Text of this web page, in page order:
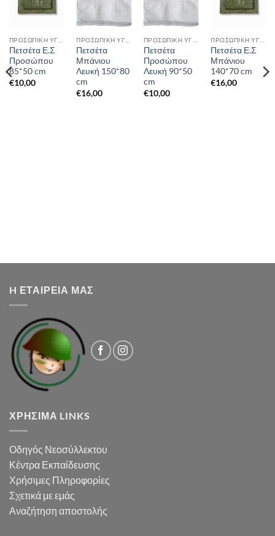
ΠΡΟΣΩΠΙΚΉ ΥΓΙΕΙΝΉ
Πετσέτα Ε.Σ
Προσώπου
85*50 cm
€10,00
ΠΡΟΣΩΠΙΚΉ ΥΓΙΕΙΝΉ
Πετσέτα
Μπάνιου
Λευκή 150*80
cm
€16,00
ΠΡΟΣΩΠΙΚΉ ΥΓΙΕΙΝΉ
Πετσέτα
Προσώπου
Λευκή 90*50
cm
€10,00
ΠΡΟΣΩΠΙΚΉ ΥΓΙΕΙΝΉ
Πετσέτα Ε.Σ
Μπάνιου
140*70 cm
€16,00
H ΕΤΑΙΡΕΙΑ ΜΑΣ
ΧΡΉΣΙΜΑ LINKS
Οδηγός Νεοσύλλεκτου
Κέντρα Εκπαίδευσης
Χρήσιμες Πληροφορίες
Σχετικά με εμάς
Αναζήτηση αποστολής